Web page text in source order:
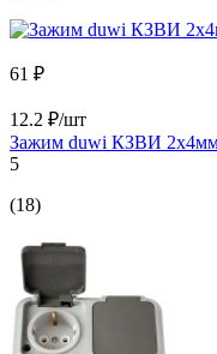
61 ₽
12.2 ₽/шт
Зажим duwi КЗВИ
5
(18)